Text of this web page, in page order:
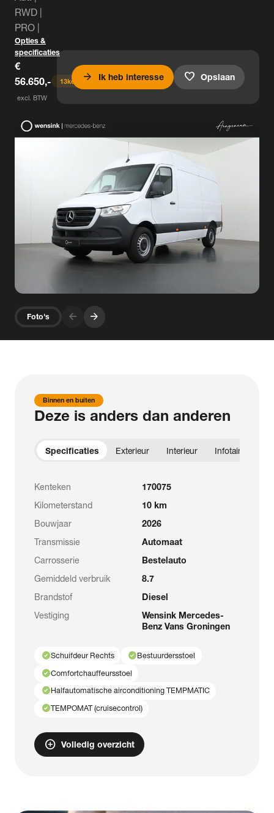
RWD |
PRO |
Opties &
specificaties
€
56.650,-
excl. BTW
13keer bekeken
arrow_forward Ik heb interesse favorite Opslaan
Foto's arrow_forward arrow_forward
Binnen en buiten
Deze is anders dan anderen
Specificaties Exterieur Interieur Infotainment
Kenteken
170075
Kilometerstand
10 km
Bouwjaar
2026
Transmissie
Automaat
Carrosserie
Bestelauto
Gemiddeld verbruik
8.7
Brandstof
Diesel
Vestiging
Wensink Mercedes-
Benz Vans Groningen
check_circleSchuifdeur Rechts check_circleBestuurdersstoel
check_circleComfortchauffeursstoel
check_circleHalfautomatische airconditioning TEMPMATIC
check_circleTEMPOMAT (cruisecontrol)
add_circle Volledig overzicht